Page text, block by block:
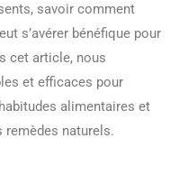
savoir comment
s’avérer bénéfique pour
cet article, nous
et efficaces pour
alimentaires et
remèdes naturels.